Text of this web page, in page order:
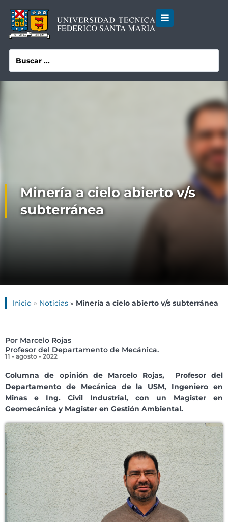
Minería a cielo abierto v/s
subterránea
Inicio » Noticias » Minería a cielo abierto v/s subterránea
Por Marcelo Rojas
Profesor del Departamento de Mecánica.
11 - agosto - 2022
Columna de opinión de Marcelo Rojas,
Profesor del
Departamento de Mecánica de la USM, Ingeniero en
Minas e Ing. Civil Industrial, con un Magister en
Geomecánica y Magister en Gestión Ambiental.